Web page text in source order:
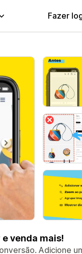
Fazer
venda mais!
Adicione